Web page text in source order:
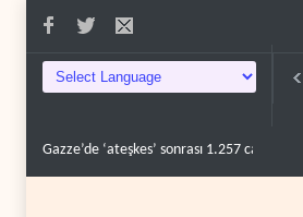
Gazze’de ‘ateşkes’ sonrası 1.257 can kaybı..